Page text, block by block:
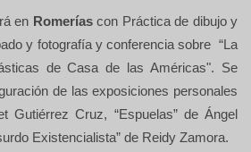
en Romeríascon Práctica de dibujo y
y fotografía y conferencia sobre “La
de Casa de las Américas". Se
de las exposiciones personales
Gutiérrez Cruz, “Espuelas” de Ángel
Existencialista” de Reidy Zamora.